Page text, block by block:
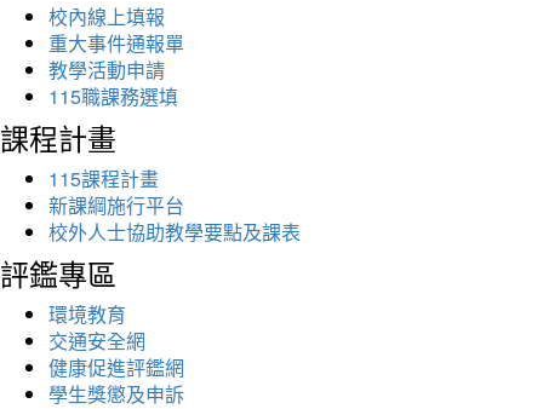
校內線上填報
重大事件通報單
教學活動申請
115職課務選填
課程計畫
115課程計畫
新課綱施行平台
校外人士協助教學要點及課表
評鑑專區
環境教育
交通安全網
健康促進評鑑網
學生獎懲及申訴